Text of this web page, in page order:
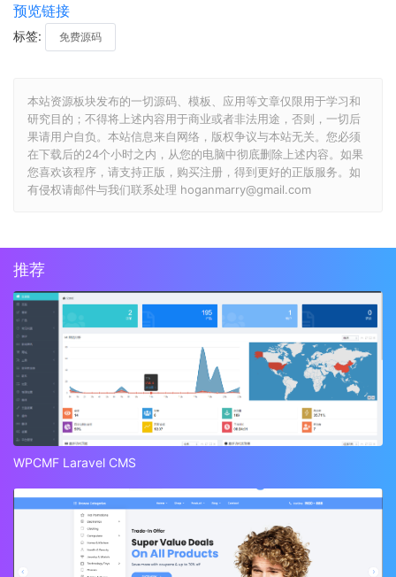
预览链接
标签: 免费源码
本站资源板块发布的一切源码、模板、应用等文章仅限用于学习和
研究目的；不得将上述内容用于商业或者非法用途，否则，一切后
果请用户自负。本站信息来自网络，版权争议与本站无关。您必须
在下载后的24个小时之内，从您的电脑中彻底删除上述内容。如果
您喜欢该程序，请支持正版，购买注册，得到更好的正版服务。如
有侵权请邮件与我们联系处理 hoganmarry@gmail.com
推荐
WPCMF Laravel CMS